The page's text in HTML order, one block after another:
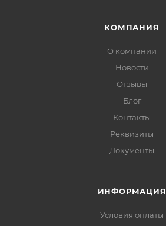
КОМПАНИЯ
О компании
Новости
Отзывы
Блог
Контакты
Реквизиты
Документы
ИНФОРМАЦИЯ
Условия оплаты